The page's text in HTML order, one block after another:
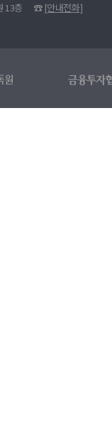
13층 ☎ [안내전화]